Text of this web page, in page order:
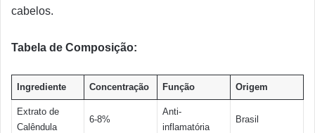
cabelos.
Tabela de Composição:
Ingrediente Concentração Função Origem
Extrato de
Calêndula
6-8%
Anti-
inflamatória
Brasil